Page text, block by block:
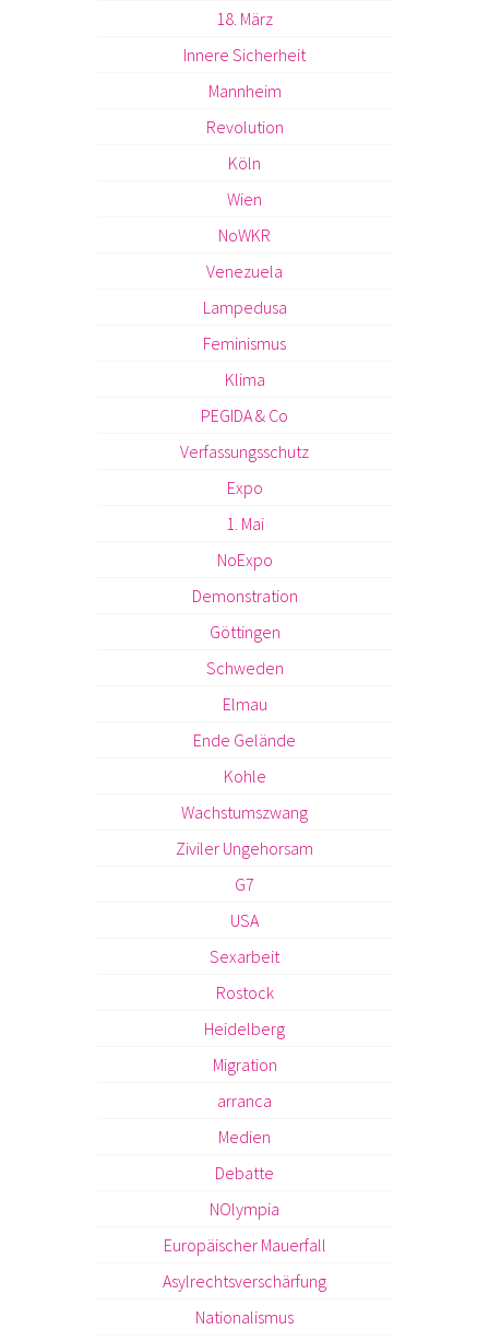
18. März
Innere Sicherheit
Mannheim
Revolution
Köln
Wien
NoWKR
Venezuela
Lampedusa
Feminismus
Klima
PEGIDA & Co
Verfassungsschutz
Expo
1. Mai
NoExpo
Demonstration
Göttingen
Schweden
Elmau
Ende Gelände
Kohle
Wachstumszwang
Ziviler Ungehorsam
G7
USA
Sexarbeit
Rostock
Heidelberg
Migration
arranca
Medien
Debatte
NOlympia
Europäischer Mauerfall
Asylrechtsverschärfung
Nationalismus